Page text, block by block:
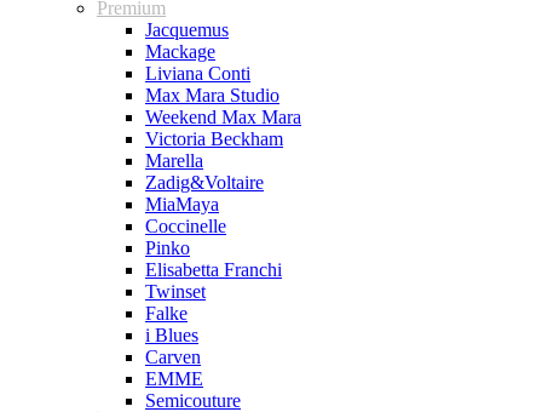
Premium
Jacquemus
Mackage
Liviana Conti
Max Mara Studio
Weekend Max Mara
Victoria Beckham
Marella
Zadig&Voltaire
MiaMaya
Coccinelle
Pinko
Elisabetta Franchi
Twinset
Falke
i Blues
Carven
EMME
Semicouture